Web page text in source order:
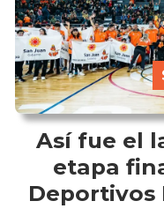
Así fue el
etapa
Deportivos